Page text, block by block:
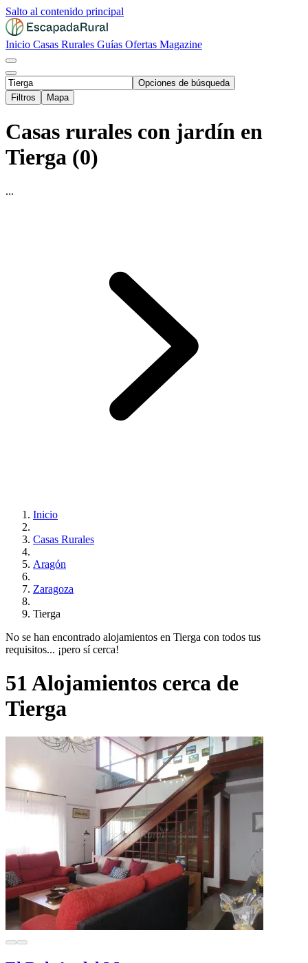
Salto al contenido principal
Inicio Casas Rurales Guías Ofertas Magazine
Opciones de búsqueda
Filtros
Mapa
Casas rurales con jardín en
Tierga (0)
...
Inicio
Casas Rurales
Aragón
Zaragoza
Tierga
No se han encontrado alojamientos en Tierga con todos tus
requisitos... ¡pero sí cerca!
51 Alojamientos cerca de
Tierga